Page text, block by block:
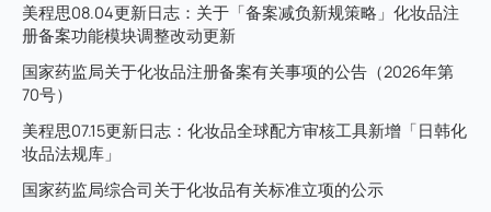
美程思08.04更新日志：关于「备案减负新规策略」化妆品注
册备案功能模块调整改动更新
国家药监局关于化妆品注册备案有关事项的公告（2026年第
70号）
美程思07.15更新日志：化妆品全球配方审核工具新增「日韩化
妆品法规库」
国家药监局综合司关于化妆品有关标准立项的公示